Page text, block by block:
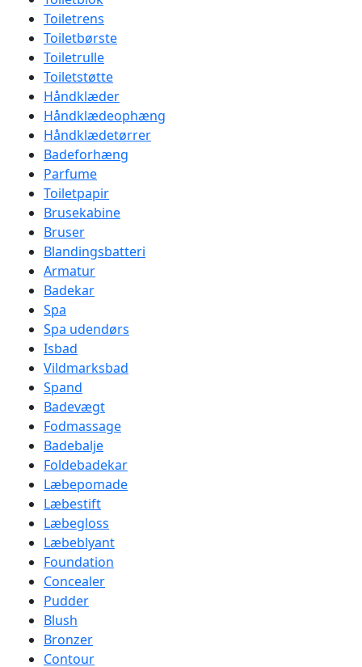
Toiletrens
Toiletbørste
Toiletrulle
Toiletstøtte
Håndklæder
Håndklædeophæng
Håndklædetørrer
Badeforhæng
Parfume
Toiletpapir
Brusekabine
Bruser
Blandingsbatteri
Armatur
Badekar
Spa
Spa udendørs
Isbad
Vildmarksbad
Spand
Badevægt
Fodmassage
Badebalje
Foldebadekar
Læbepomade
Læbestift
Læbegloss
Læbeblyant
Foundation
Concealer
Pudder
Blush
Bronzer
Contour